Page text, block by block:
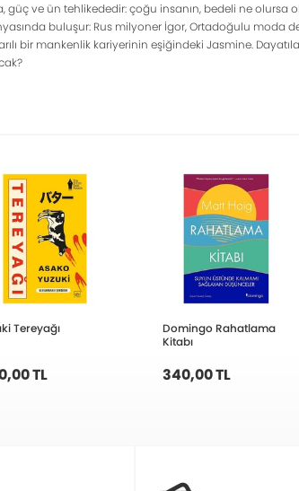
güç ve ün tehlikededir: çoğu insanın, bedeli ne
buluşur: Rus milyoner İgor, Ortadoğulu moda
bir mankenlik kariyerinin eşiğindeki Jasmine.
Tereyağı
TL
Domingo Rahatlama
Kitabı
340,00 TL